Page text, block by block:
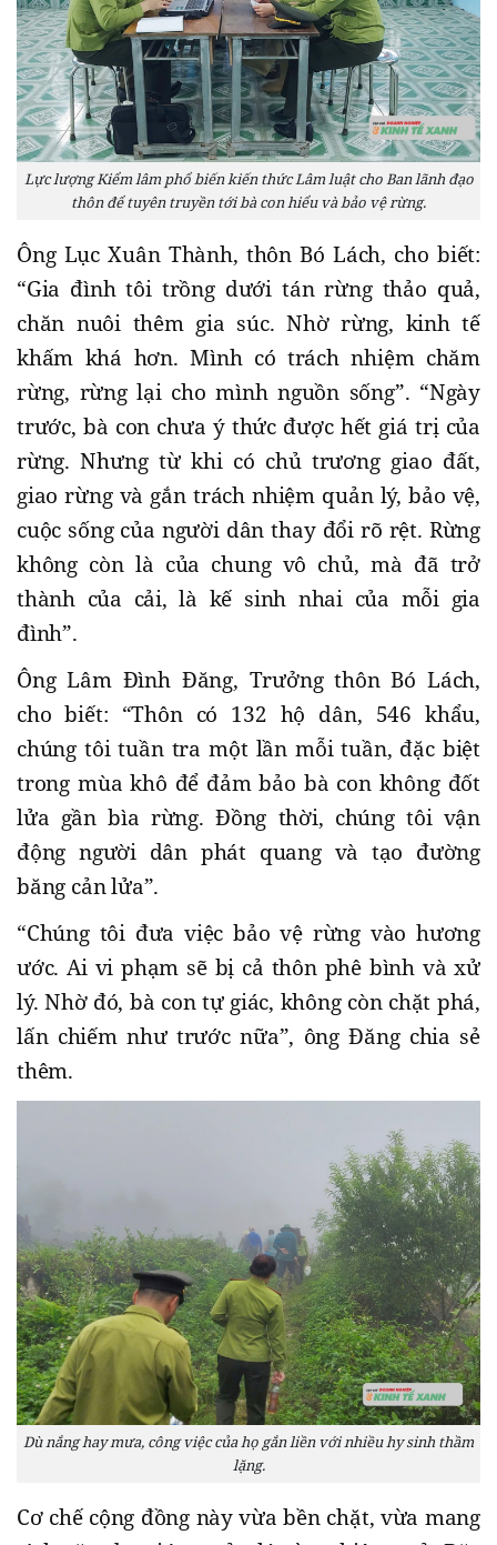
Lực lượng Kiểm lâm phổ biến kiến thức Lâm luật cho Ban lãnh đạo
thôn để tuyên truyền tới bà con hiểu và bảo vệ rừng.
Ông Lục Xuân Thành, thôn Bó Lách, cho biết:
“Gia đình tôi trồng dưới tán rừng thảo quả,
chăn nuôi thêm gia súc. Nhờ rừng, kinh tế
khấm khá hơn. Mình có trách nhiệm chăm
rừng, rừng lại cho mình nguồn sống”. “Ngày
trước, bà con chưa ý thức được hết giá trị của
rừng. Nhưng từ khi có chủ trương giao đất,
giao rừng và gắn trách nhiệm quản lý, bảo vệ,
cuộc sống của người dân thay đổi rõ rệt. Rừng
không còn là của chung vô chủ, mà đã trở
thành của cải, là kế sinh nhai của mỗi gia
đình”.
Ông Lâm Đình Đăng, Trưởng thôn Bó Lách,
cho biết: “Thôn có 132 hộ dân, 546 khẩu,
chúng tôi tuần tra một lần mỗi tuần, đặc biệt
trong mùa khô để đảm bảo bà con không đốt
lửa gần bìa rừng. Đồng thời, chúng tôi vận
động người dân phát quang và tạo đường
băng cản lửa”.
“Chúng tôi đưa việc bảo vệ rừng vào hương
ước. Ai vi phạm sẽ bị cả thôn phê bình và xử
lý. Nhờ đó, bà con tự giác, không còn chặt phá,
lấn chiếm như trước nữa”, ông Đăng chia sẻ
thêm.
Dù nắng hay mưa, công việc của họ gắn liền với nhiều hy sinh thầm
lặng.
Cơ chế cộng đồng này vừa bền chặt, vừa mang